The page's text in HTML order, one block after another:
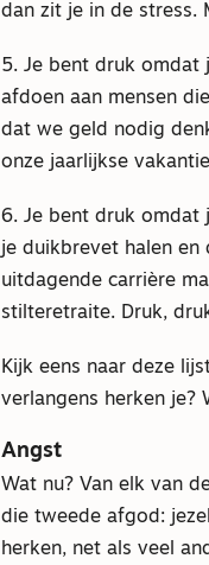
dan zit je in de stress.
5. Je bent druk omdat
afdoen aan mensen
dat we geld nodig
onze jaarlijkse
6. Je bent druk omdat
je duikbrevet halen en
uitdagende carrière
stilteretraite. Druk,
Kijk eens naar deze
verlangens herken je?
Angst
Wat nu? Van elk van
die tweede afgod:
herken, net als veel